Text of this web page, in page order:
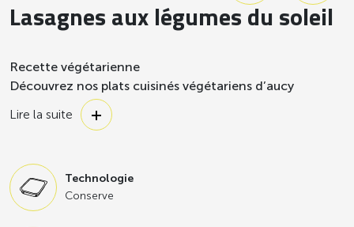
Lasagnes aux légumes du soleil
Recette végétarienne
Découvrez nos plats cuisinés végétariens d’aucy
foodservice, des recettes gourmandes et traditionnelles
qui réveilleront vos papilles au quotidien. La solution
proposées par notre équipe d’aucy foodservice.
Dépasser les frontières avec ce plat gourmand d’origine
italienne. Laissez-vous tenter par notre gamme de
Lire la suite
Technologie
Conserve